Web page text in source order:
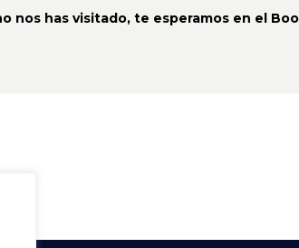
nos has visitado, te esperamos en el